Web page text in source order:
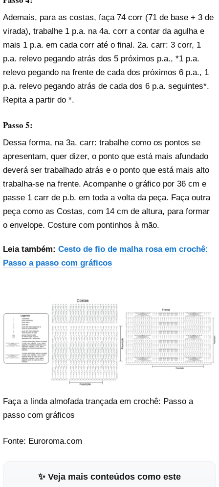
Ademais, para as costas, faça 74 corr (71 de base + 3 de
virada), trabalhe 1 p.a. na 4a. corr a contar da agulha e
mais 1 p.a. em cada corr até o final. 2a. carr: 3 corr, 1
p.a. relevo pegando atrás dos 5 próximos p.a., *1 p.a.
relevo pegando na frente de cada dos próximos 6 p.a., 1
p.a. relevo pegando atrás de cada dos 6 p.a. seguintes*.
Repita a partir do *.
Passo 5:
Dessa forma, na 3a. carr: trabalhe como os pontos se
apresentam, quer dizer, o ponto que está mais afundado
deverá ser trabalhado atrás e o ponto que está mais alto
trabalha-se na frente. Acompanhe o gráfico por 36 cm e
passe 1 carr de p.b. em toda a volta da peça. Faça outra
peça como as Costas, com 14 cm de altura, para formar
o envelope. Costure com pontinhos à mão.
Leia também: Cesto de fio de malha rosa em crochê:
Passo a passo com gráficos
Faça a linda almofada trançada em crochê: Passo a
passo com gráficos
Fonte: Euroroma.com
✨ Veja mais conteúdos como este